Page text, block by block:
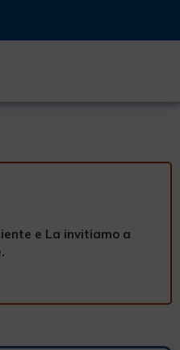
e La invitiamo a